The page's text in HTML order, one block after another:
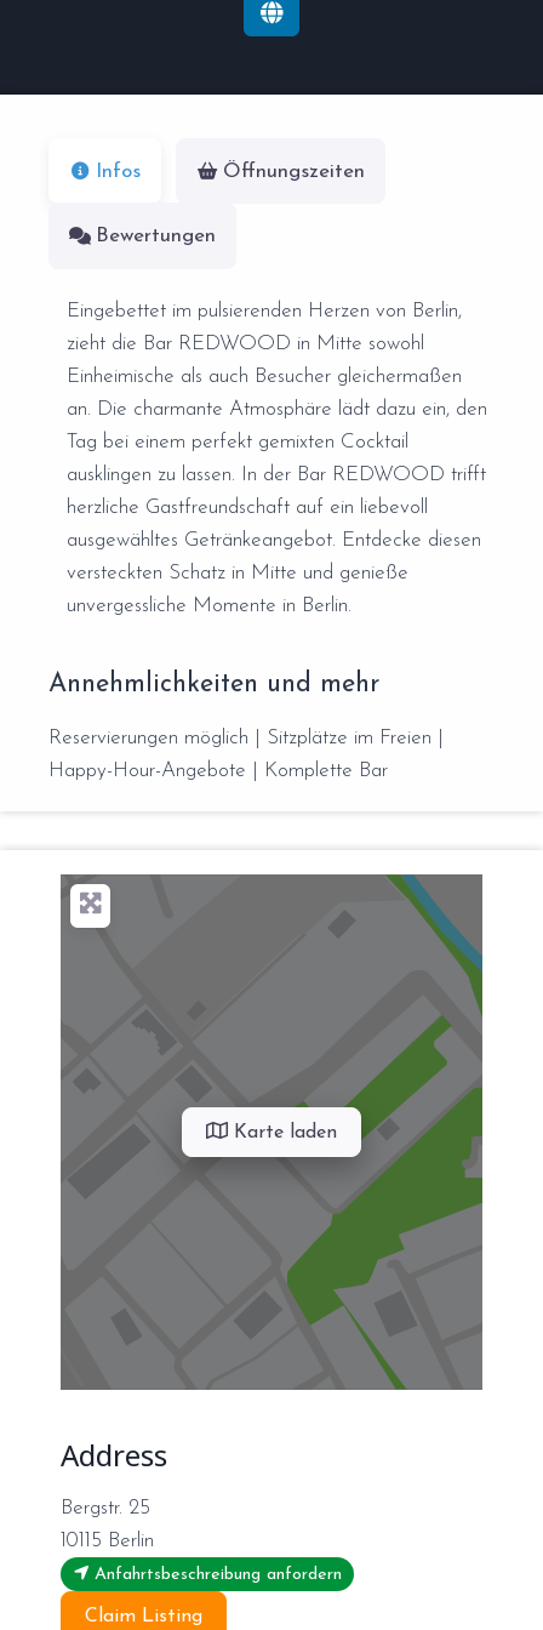
Infos Öffnungszeiten
Bewertungen
Eingebettet im pulsierenden Herzen von Berlin,
zieht die Bar REDWOOD in Mitte sowohl
Einheimische als auch Besucher gleichermaßen
an. Die charmante Atmosphäre lädt dazu ein, den
Tag bei einem perfekt gemixten Cocktail
ausklingen zu lassen. In der Bar REDWOOD trifft
herzliche Gastfreundschaft auf ein liebevoll
ausgewähltes Getränkeangebot. Entdecke diesen
versteckten Schatz in Mitte und genieße
unvergessliche Momente in Berlin.
Annehmlichkeiten und mehr
Reservierungen möglich | Sitzplätze im Freien |
Happy-Hour-Angebote | Komplette Bar
Karte laden
Address
Bergstr. 25
10115 Berlin
Anfahrtsbeschreibung anfordern
Claim Listing